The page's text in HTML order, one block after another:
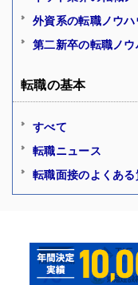
外資系の転職ノウハ
第二新卒の転職ノウ
転職の基本
すべて
転職ニュース
転職面接のよくあ